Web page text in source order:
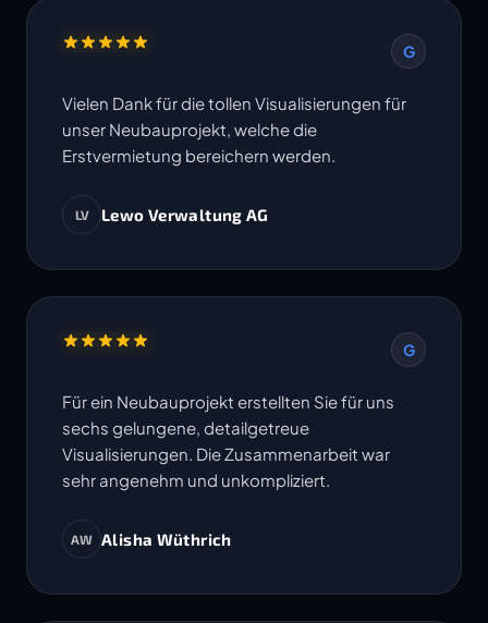
G
Vielen Dank für die tollen Visualisierungen für
unser Neubauprojekt, welche die
Erstvermietung bereichern werden.
LV Lewo Verwaltung AG
G
Für ein Neubauprojekt erstellten Sie für uns
sechs gelungene, detailgetreue
Visualisierungen. Die Zusammenarbeit war
sehr angenehm und unkompliziert.
AW Alisha Wüthrich